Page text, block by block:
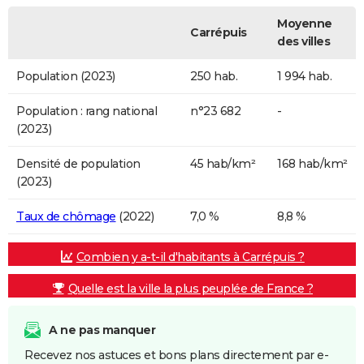
Carrépuis
Moyenne
des villes
Population (2023) 250 hab. 1 994 hab.
Population : rang national
(2023)
n°23 682 -
Densité de population
(2023)
45 hab/km² 168 hab/km²
Taux de chômage (2022) 7,0 % 8,8 %
Combien y a-t-il d'habitants à Carrépuis ?
Quelle est la ville la plus peuplée de France ?
A ne pas manquer
Recevez nos astuces et bons plans directement par e-